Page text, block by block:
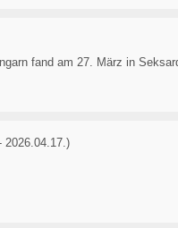
fand am 27. März in
2026.04.17.)